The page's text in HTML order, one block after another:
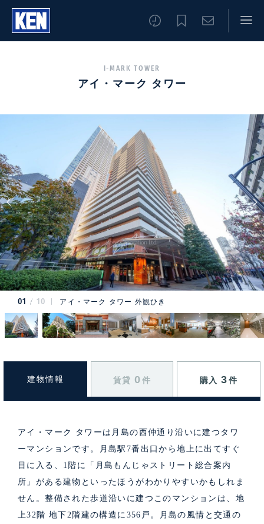
I-MARK TOWER
アイ・マーク タワー
01 10 アイ・マーク タワー 外観ひき
建物情報 賃貸 0 件 購入 3 件
アイ・マーク タワーは月島の西仲通り沿いに建つタワ
ーマンションです。月島駅7番出口から地上に出てすぐ
目に入る、1階に「月島もんじゃストリート総合案内
所」がある建物といったほうがわかりやすいかもしれま
せん。整備された歩道沿いに建つこのマンションは、地
上32階 地下2階建の構造に356戸。月島の風情と交通の